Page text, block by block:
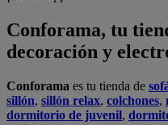
Conforama, tu
decoración y
Conforama es tu tienda de
sillón, sillón relax, colchones,
dormitorio de juvenil,